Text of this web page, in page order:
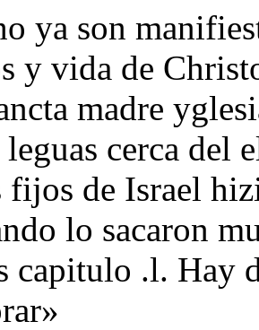
ya son
y vida de
madre
cerca del
fijos de Israel
lo sacaron
capitulo .l. Hay